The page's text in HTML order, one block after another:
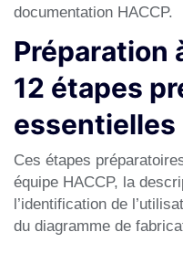
documentation HACCP.
Préparation
12 étapes
essentielles
Ces étapes
équipe HACCP, la
l’identification de
du diagramme de